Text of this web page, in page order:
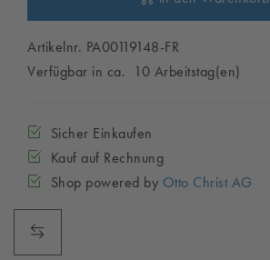
Artikelnr. PA00119148-FR
Verfügbar in ca. 10 Arbeitstag(en)
Sicher Einkaufen
Kauf auf Rechnung
Shop powered by Otto Christ AG